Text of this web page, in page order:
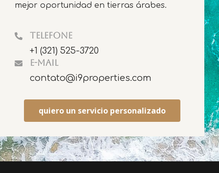
mejor oportunidad en tierras árabes.
TELEFONE
+1 (321) 525-3720
E-mail
contato@i9properties.com
quiero un servicio personalizado